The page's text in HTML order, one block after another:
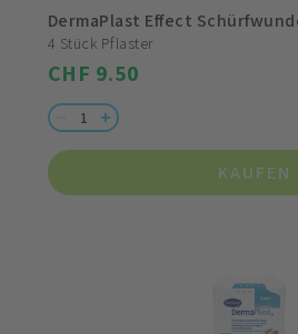
DermaPlast Effect
4 Stück Pflaster
CHF 9.50
KAUFEN